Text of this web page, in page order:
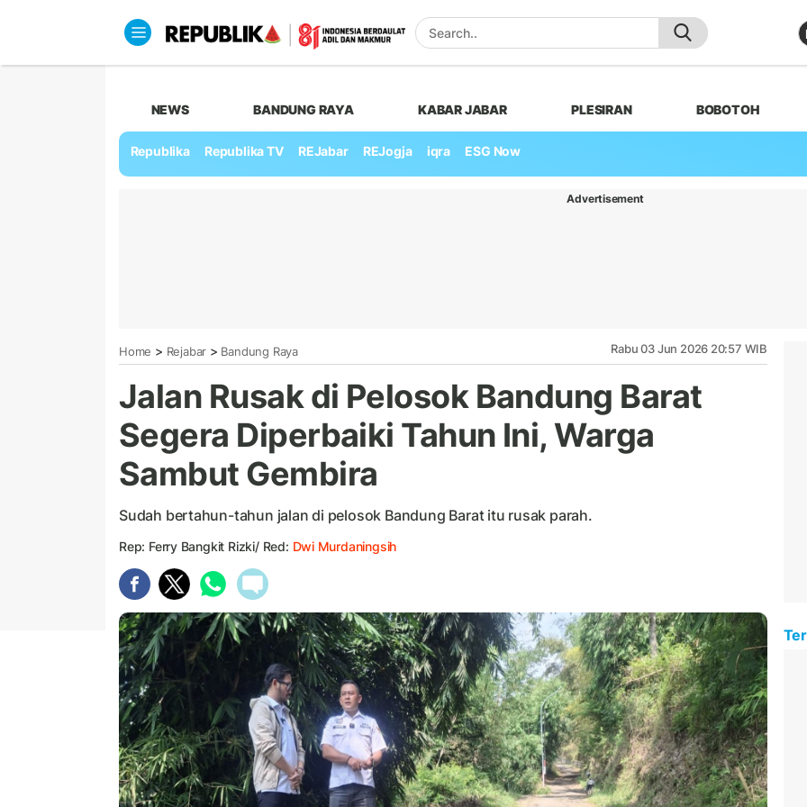
NEWS BANDUNG RAYA KABAR JABAR PLESIRAN BOBOTOH
Republika Republika TV REJabar REJogja iqra ESG Now
Advertisement
Home > Rejabar > Bandung Raya Rabu 03 Jun 2026 20:57 WIB
Jalan Rusak di Pelosok Bandung Barat
Segera Diperbaiki Tahun Ini, Warga
Sambut Gembira
Sudah bertahun-tahun jalan di pelosok Bandung Barat itu rusak parah.
Rep: Ferry Bangkit Rizki/ Red: Dwi Murdaningsih